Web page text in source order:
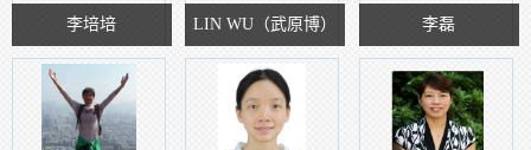
李培培 LIN WU（武原博） 李磊